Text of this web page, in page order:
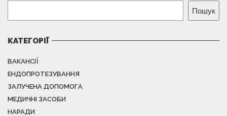
Пошук
КАТЕГОРІЇ
ВАКАНСІЇ
ЕНДОПРОТЕЗУВАННЯ
ЗАЛУЧЕНА ДОПОМОГА
МЕДИЧНІ ЗАСОБИ
НАРАДИ